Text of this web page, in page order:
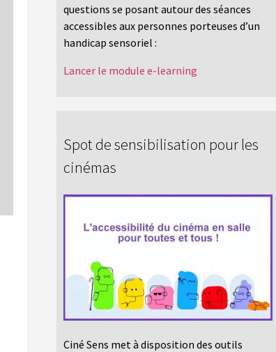
questions se posant autour des séances
accessibles aux personnes porteuses d’un
handicap sensoriel :
Lancer le module e-learning
Spot de sensibilisation pour les
cinémas
Ciné Sens met à disposition des outils